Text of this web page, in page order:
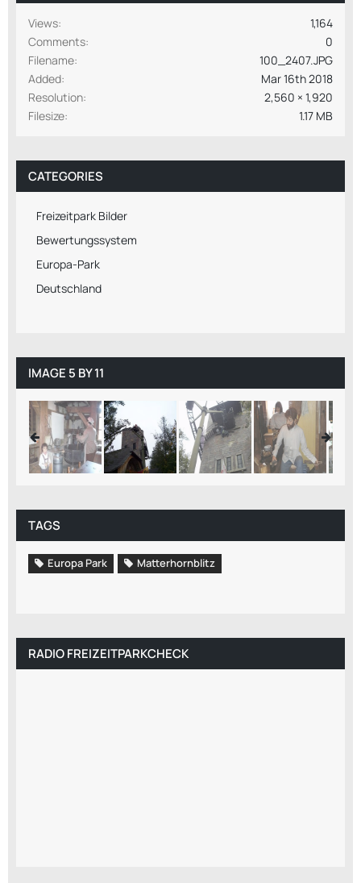
Views
1,164
Comments
0
Filename
100_2407.JPG
Added
Mar 16th 2018
Resolution
2,560 × 1,920
Filesize
1.17 MB
CATEGORIES
Freizeitpark Bilder
Bewertungssystem
Europa-Park
Deutschland
IMAGE 5 BY 11
TAGS
Europa Park Matterhornblitz
RADIO FREIZEITPARKCHECK